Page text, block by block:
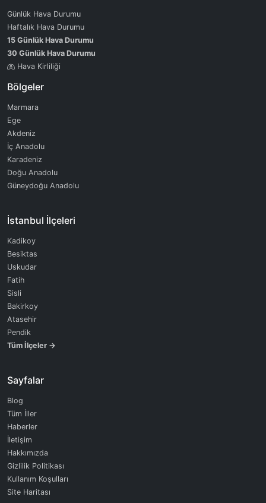
Günlük Hava Durumu
Haftalık Hava Durumu
15 Günlük Hava Durumu
30 Günlük Hava Durumu
Hava Kirliliği
Bölgeler
Marmara
Ege
Akdeniz
İç Anadolu
Karadeniz
Doğu Anadolu
Güneydoğu Anadolu
İstanbul İlçeleri
Kadikoy
Besiktas
Uskudar
Fatih
Sisli
Bakirkoy
Atasehir
Pendik
Tüm İlçeler →
Sayfalar
Blog
Tüm İller
Haberler
İletişim
Hakkımızda
Gizlilik Politikası
Kullanım Koşulları
Site Haritası